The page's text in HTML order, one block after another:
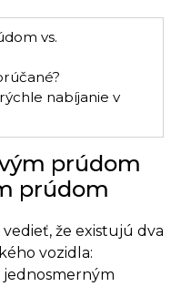
vs.
nabíjanie v
prúdom
prúdom
že existujú dva
vozidla: